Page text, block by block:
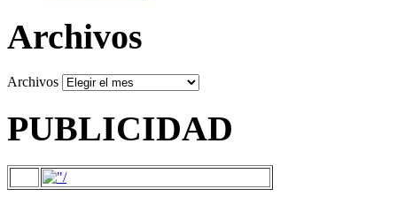
Archivos
Archivos
PUBLICIDAD